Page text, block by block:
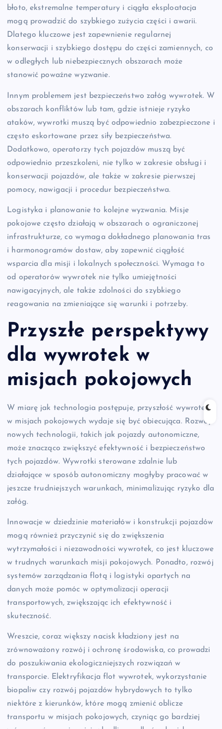
błoto, ekstremalne temperatury i ciągła eksploatacja
mogą prowadzić do szybkiego zużycia części i awarii.
Dlatego kluczowe jest zapewnienie regularnej
konserwacji i szybkiego dostępu do części zamiennych, co
w odległych lub niebezpiecznych obszarach może
stanowić poważne wyzwanie.
Innym problemem jest bezpieczeństwo załóg wywrotek. W
obszarach konfliktów lub tam, gdzie istnieje ryzyko
ataków, wywrotki muszą być odpowiednio zabezpieczone i
często eskortowane przez siły bezpieczeństwa.
Dodatkowo, operatorzy tych pojazdów muszą być
odpowiednio przeszkoleni, nie tylko w zakresie obsługi i
konserwacji pojazdów, ale także w zakresie pierwszej
pomocy, nawigacji i procedur bezpieczeństwa.
Logistyka i planowanie to kolejne wyzwania. Misje
pokojowe często działają w obszarach o ograniczonej
infrastrukturze, co wymaga dokładnego planowania tras
i harmonogramów dostaw, aby zapewnić ciągłość
wsparcia dla misji i lokalnych społeczności. Wymaga to
od operatorów wywrotek nie tylko umiejętności
nawigacyjnych, ale także zdolności do szybkiego
reagowania na zmieniające się warunki i potrzeby.
Przyszłe perspektywy
dla wywrotek w
misjach pokojowych
W miarę jak technologia postępuje, przyszłość wywrotek
w misjach pokojowych wydaje się być obiecująca. Rozwój
nowych technologii, takich jak pojazdy autonomiczne,
może znacząco zwiększyć efektywność i bezpieczeństwo
tych pojazdów. Wywrotki sterowane zdalnie lub
działające w sposób autonomiczny mogłyby pracować w
jeszcze trudniejszych warunkach, minimalizując ryzyko dla
załóg.
Innowacje w dziedzinie materiałów i konstrukcji pojazdów
mogą również przyczynić się do zwiększenia
wytrzymałości i niezawodności wywrotek, co jest kluczowe
w trudnych warunkach misji pokojowych. Ponadto, rozwój
systemów zarządzania flotą i logistyki opartych na
danych może pomóc w optymalizacji operacji
transportowych, zwiększając ich efektywność i
skuteczność.
Wreszcie, coraz większy nacisk kładziony jest na
zrównoważony rozwój i ochronę środowiska, co prowadzi
do poszukiwania ekologiczniejszych rozwiązań w
transporcie. Elektryfikacja flot wywrotek, wykorzystanie
biopaliw czy rozwój pojazdów hybrydowych to tylko
niektóre z kierunków, które mogą zmienić oblicze
transportu w misjach pokojowych, czyniąc go bardziej